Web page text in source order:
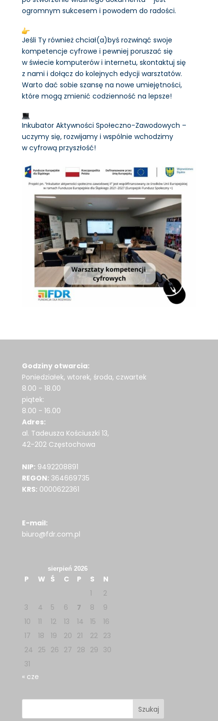
ogromnym sukcesem i powodem do radości.
Jeśli Ty również chciał(a)byś rozwinąć swoje
kompetencje cyfrowe i pewniej poruszać się
w świecie komputerów i internetu, skontaktuj się
z nami i dołącz do kolejnych edycji warsztatów.
Warto dać sobie szansę na nowe umiejętności,
które mogą zmienić codzienność na lepsze!
Inkubator Aktywności Społeczno-Zawodowych –
uczymy się, rozwijamy i wspólnie wchodzimy
w cyfrową przyszłość!
Godziny otwarcia:
Poniedziałek, wtorek, środa, czwartek
8.00 - 18.00
piątek:
8.00 - 16.00
Adres:
al. Tadeusza Kościuszki 13,
42-202 Częstochowa
NIP: 9492208891
REGON: 364669735
KRS: 0000622361
E-mail:
biuro@fdr.com.pl
sierpień 2026
P W Ś C P S
N
1
2
3
4 5 6 7 8
9
10
11 12 13 14 15
16
17
18 19 20 21 22
23
24 25 26 27 28 29 30
31
« cze